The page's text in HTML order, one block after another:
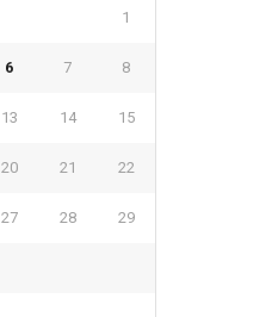
1
6 7 8
13 14 15
20 21 22
27 28 29